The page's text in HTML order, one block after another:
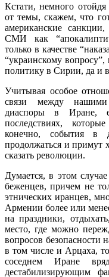
Кстати, немного
от темы, скажем, что
американские
СМИ как
только в качестве
“украинскому
политику в Сирии, да и
Учитывая особое
связи между нашими
диаспоры в Иране,
последствиях,
конечно, события в
продолжаться и примут
сказать революции.
Думается, в этом
беженцев, причем не
этнических иранцев,
Армении более или
на праздники,
место, где можно
вопросов безопасности
в том числе и Арцаха,
соседнем Иране
дестабилизирующим